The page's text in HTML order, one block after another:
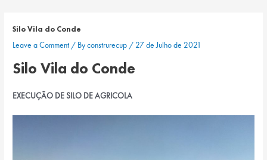
contentSilo Vila do Conde
Leave a Comment / Byconstrurecup / 27 de Julho de 2021
Silo Vila do Conde
EXECUÇÃO DE SILO DE AGRICOLA
artigos